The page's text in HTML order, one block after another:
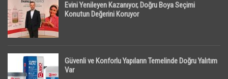
Evini Yenileyen Kazanıyor, Doğru Boya Seçimi
Konutun Değerini Koruyor
Güvenli ve Konforlu Yapıların Temelinde Doğru Yalıtım
Var